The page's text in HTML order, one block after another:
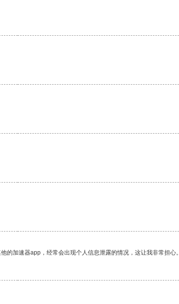
加速器app，经常会出现个人信息泄露的情况，这让我非常担心。